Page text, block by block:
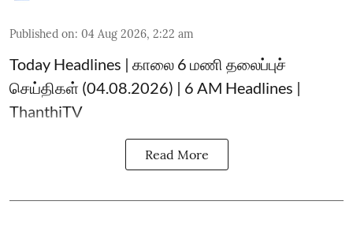
Published on: 04 Aug 2026, 2:22 am
Today Headlines | காலை 6 மணி தலைப்புச்
செய்திகள் (04.08.2026) | 6 AM Headlines |
ThanthiTV
Read More